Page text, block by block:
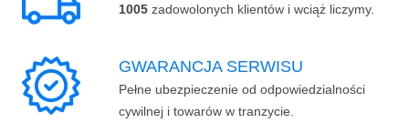
1005 zadowolonych klientów i wciąż liczymy.
GWARANCJA SERWISU
Pełne ubezpieczenie od odpowiedzialności
cywilnej i towarów w tranzycie.